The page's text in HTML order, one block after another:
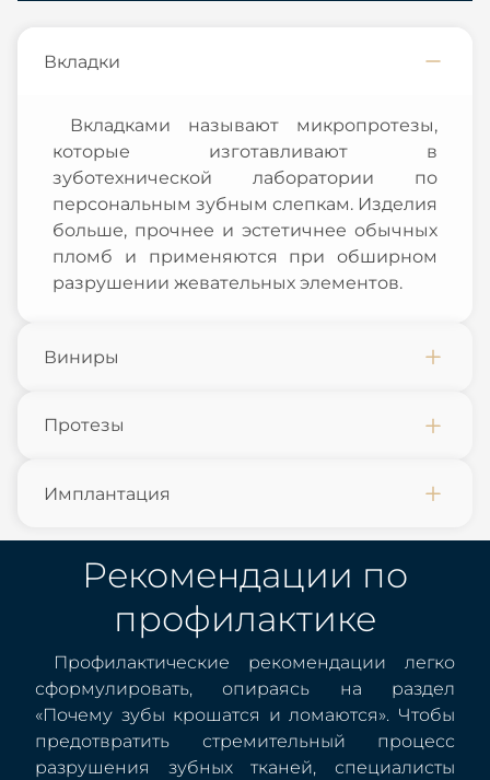
Вкладки
Вкладками называют микропротезы,
которые изготавливают в
зуботехнической лаборатории по
персональным зубным слепкам. Изделия
больше, прочнее и эстетичнее обычных
пломб и применяются при обширном
разрушении жевательных элементов.
Виниры
Протезы
Имплантация
Рекомендации по
профилактике
Профилактические рекомендации легко
сформулировать, опираясь на раздел
«Почему зубы крошатся и ломаются». Чтобы
предотвратить стремительный процесс
разрушения зубных тканей, специалисты